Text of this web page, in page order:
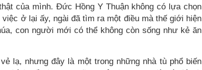
của mình. Đức Hồng Y Thuận không có lựa chọn
ở lại ấy, ngài đã tìm ra một điều mà thế giới hiện
con người mới có thể không còn sống như kẻ ăn
lạ, nhưng đây là một trong những nhà tù phổ biến